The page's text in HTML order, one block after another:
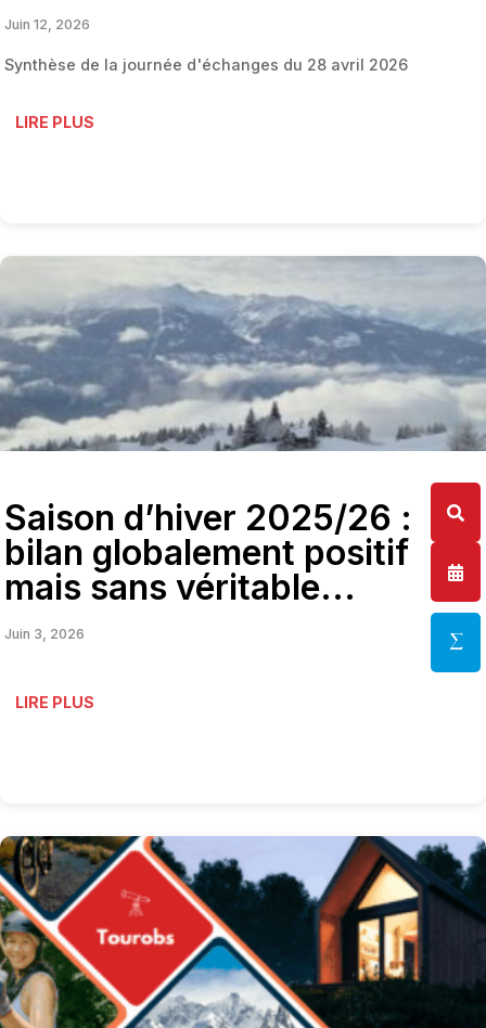
Juin 12, 2026
Synthèse de la journée d'échanges du 28 avril 2026
LIRE PLUS
Saison d’hiver 2025/26 :
bilan globalement positif
mais sans véritable...
Juin 3, 2026
LIRE PLUS